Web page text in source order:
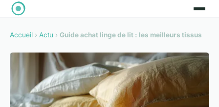
Accueil › Actu › Guide achat linge de lit : les meilleurs tissus